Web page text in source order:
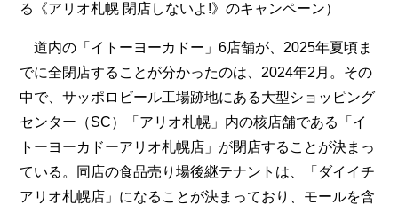
る《アリオ札幌 閉店しないよ!》のキャンペーン）
道内の「イトーヨーカドー」6店舗が、2025年夏頃ま
でに全閉店することが分かったのは、2024年2月。その
中で、サッポロビール工場跡地にある大型ショッピング
センター（SC）「アリオ札幌」内の核店舗である「イ
トーヨーカドーアリオ札幌店」が閉店することが決まっ
ている。同店の食品売り場後継テナントは、「ダイイチ
アリオ札幌店」になることが決まっており、モールを含